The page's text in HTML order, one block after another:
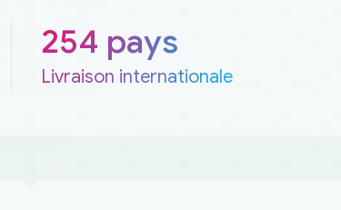
254 pays
Livraison internationale